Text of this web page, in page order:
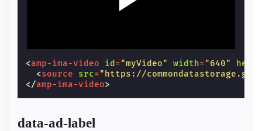
<amp-ima-video id ="myVideo" width="640"
<source src="https://
</amp-ima-video>
data-ad-label